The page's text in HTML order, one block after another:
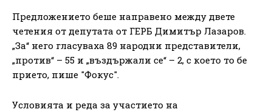
Предложението беше направено между двете
четения от депутата от ГЕРБ Димитър Лазаров.
„За“ него гласуваха 89 народни представители,
„против“ – 55 и „въздържали се“ – 2, с което то бе
прието, пише "Фокус".
Условията и реда за участието на